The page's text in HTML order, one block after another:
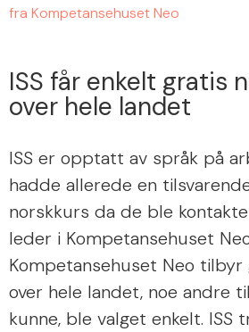
fra Kompetansehuset Neo
ISS får enkelt gratis
over hele landet
ISS er opptatt av språk på
hadde allerede en
norskkurs da de ble
leder i Kompetansehuset
Kompetansehuset Neo
over hele landet, noe andre
kunne, ble valget enkelt. ISS